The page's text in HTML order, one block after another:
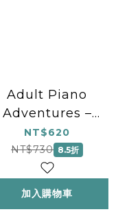
Adult Piano
Adventures –
Disney Book 2 -
Classic and
Contemporary
Disney Hits
NT$620
NT$730 8.5折
加入購物車